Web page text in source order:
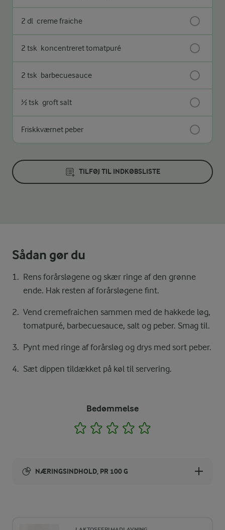
2 dl creme fraiche
2 tsk koncentreret tomatpuré
2 tsk barbecuesauce
½ tsk groft salt
Friskkværnet peber
TILFØJ TIL INDKØBSLISTE
Sådan gør du
Rens forårsløgene og skær ringe af den grønne
ende. Hak resten af forårsløgene fint.
Vend cremefraichen sammen med de hakkede løg,
tomatpuré, barbecuesauce, salt og peber. Smag til.
Pynt med ringe af forårsløg og drys med sort peber.
Sæt dippen tildækket på køl til servering.
Bedømmelse
1 2 3 4
NÆRINGSINDHOLD, PR 100 G